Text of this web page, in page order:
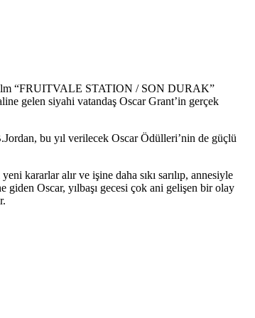
film “FRUITVALE STATION / SON DURAK”
gelen siyahi vatandaş Oscar Grant’in gerçek
bu yıl verilecek Oscar Ödülleri’nin de güçlü
kararlar alır ve işine daha sıkı sarılıp, annesiyle
giden Oscar, yılbaşı gecesi çok ani gelişen bir olay